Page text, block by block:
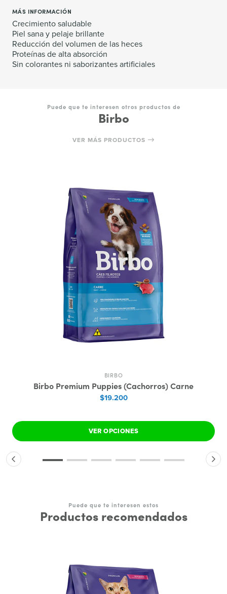
MÁS INFORMACIÓN
Crecimiento saludable
Piel sana y pelaje brillante
Reducción del volumen de las heces
Proteínas de alta absorción
Sin colorantes ni saborizantes artificiales
Puede que te interesen otros productos de
Birbo
VER MÁS PRODUCTOS
BIRBO
Birbo Premium Puppies (Cachorros) Carne
$19.200
VER OPCIONES
Puede que te interesen estos
Productos recomendados